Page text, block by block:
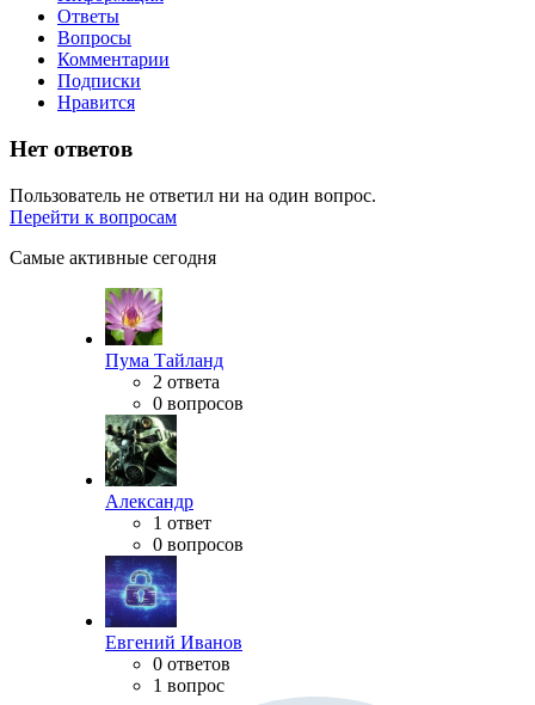
Ответы
Вопросы
Комментарии
Подписки
Нравится
Нет ответов
Пользователь не ответил ни на один вопрос.
Перейти к вопросам
Самые активные сегодня
Пума Тайланд
2 ответа
0 вопросов
Александр
1 ответ
0 вопросов
Евгений Иванов
0 ответов
1 вопрос